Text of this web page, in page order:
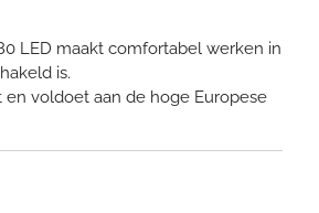
LED maakt comfortabel werken in
is.
voldoet aan de hoge Europese